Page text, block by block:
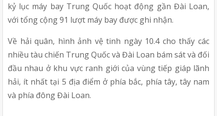
kỷ lục máy bay Trung Quốc hoạt động gần Đài Loan,
với tổng cộng 91 lượt máy bay được ghi nhận.
Về hải quân, hình ảnh vệ tinh ngày 10.4 cho thấy các
nhiều tàu chiến Trung Quốc và Đài Loan bám sát và đối
đầu nhau ở khu vực ranh giới của vùng tiếp giáp lãnh
hải, ít nhất tại 5 địa điểm ở phía bắc, phía tây, tây nam
và phía đông Đài Loan.